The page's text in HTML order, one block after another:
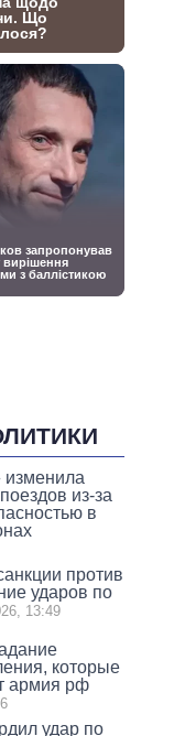
изменила
из-за
в
против
ударов по
13:49
которые
армия рф
удар по